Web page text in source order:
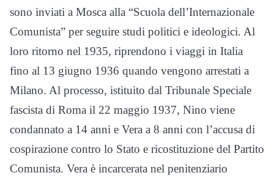
sono inviati a Mosca alla “Scuola dell’Internazionale
Comunista” per seguire studi politici e ideologici. Al
loro ritorno nel 1935, riprendono i viaggi in Italia
fino al 13 giugno 1936 quando vengono arrestati a
Milano. Al processo, istituito dal Tribunale Speciale
fascista di Roma il 22 maggio 1937, Nino viene
condannato a 14 anni e Vera a 8 anni con l’accusa di
cospirazione contro lo Stato e ricostituzione del Partito
Comunista. Vera è incarcerata nel penitenziario